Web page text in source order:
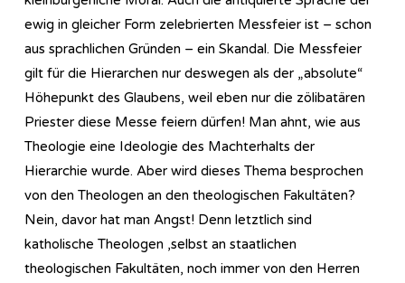
ewig in gleicher Form zelebrierten Messfeier ist – schon
aus sprachlichen Gründen – ein Skandal. Die Messfeier
gilt für die Hierarchen nur deswegen als der „absolute“
Höhepunkt des Glaubens, weil eben nur die zölibatären
Priester diese Messe feiern dürfen! Man ahnt, wie aus
Theologie eine Ideologie des Machterhalts der
Hierarchie wurde. Aber wird dieses Thema besprochen
von den Theologen an den theologischen Fakultäten?
Nein, davor hat man Angst! Denn letztlich sind
katholische Theologen ,selbst an staatlichen
theologischen Fakultäten, noch immer von den Herren